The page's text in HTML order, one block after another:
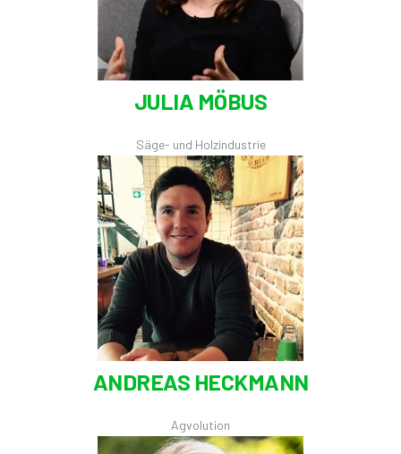
JULIA MÖBUS
Säge- und Holzindustrie
ANDREAS HECKMANN
Agvolution